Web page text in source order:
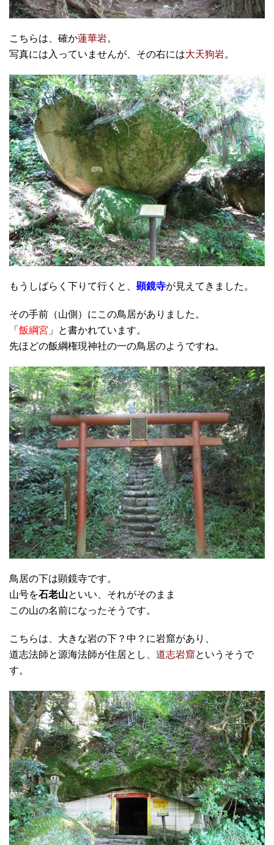
こちらは、確か蓮華岩。
写真には入っていませんが、その右には大天狗岩。
もうしばらく下りて行くと、 顕鏡寺が見えてきました。
その手前（山側）にこの鳥居がありました。
「 飯綱宮 」と書かれています。
先ほどの飯綱権現神社の一の鳥居のようですね。
鳥居の下は顕鏡寺です。
山号を石老山といい、それがそのまま
この山の名前になったそうです。
こちらは、大きな岩の下？中？に岩窟があり、
道志法師と源海法師が住居とし、 道志岩窟というそうで
す。